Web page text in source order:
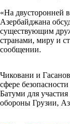
«На двусторонней
Азербайджана
существующим
странами, миру и
сообщении.
Чиковани и
сфере
Батуми для
обороны Грузии,